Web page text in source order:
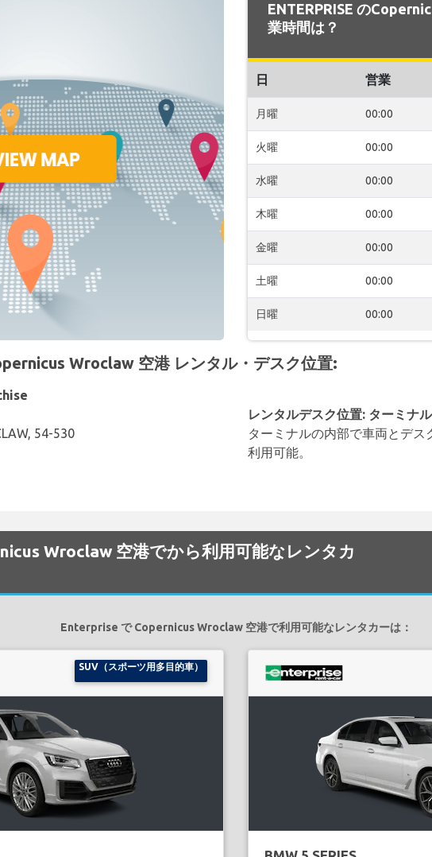
ENTERPRISE の
業時間は？
日 営業
月曜 00:00
火曜 00:00
水曜 00:00
木曜 00:00
金曜 00:00
土曜 00:00
日曜 00:00
Wroclaw 空港 レンタル・デスク位置:
54-530
レンタルデスク位置: ターミナ
ターミナルの内部で車両とデ
利用可能。
Wroclaw 空港でから利用可能なレンタカ
Enterprise で Copernicus Wroclaw 空港で利用可能なレンタカーは：
SUV（スポーツ用多目的車）